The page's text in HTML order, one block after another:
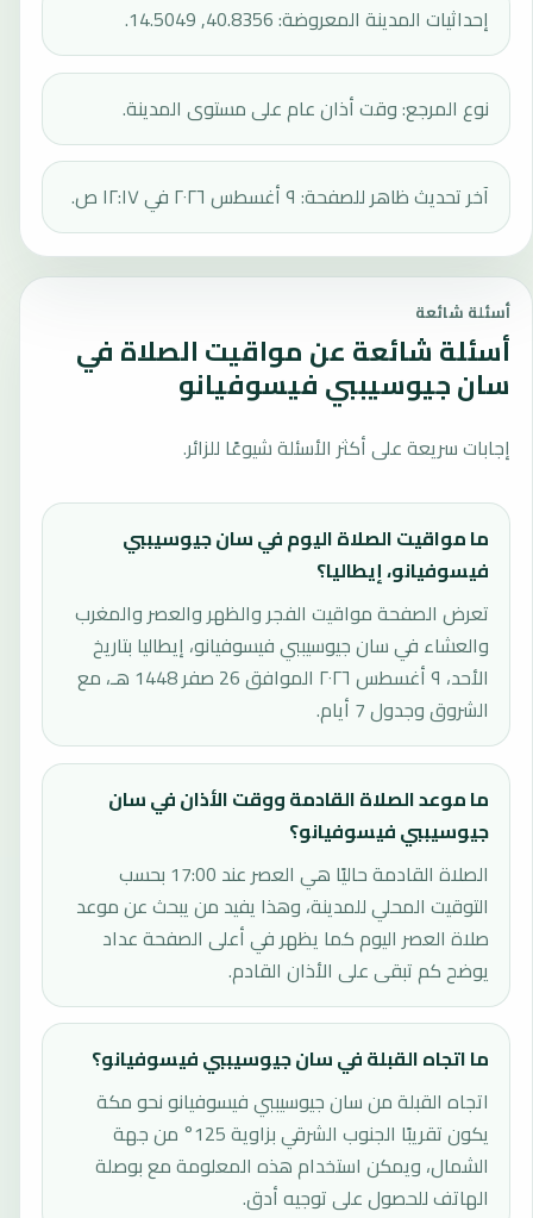
إحداثيات المدينة المعروضة: 40.8356, 14.5049.
نوع المرجع: وقت أذان عام على مستوى المدينة.
آخر تحديث ظاهر للصفحة: ٩ أغسطس ٢٠٢٦ في ١٢:١٧ ص.
أسئلة شائعة
أسئلة شائعة عن مواقيت الصلاة في
سان جيوسيببي فيسوفيانو
إجابات سريعة على أكثر الأسئلة شيوعًا للزائر.
ما مواقيت الصلاة اليوم في سان جيوسيببي
فيسوفيانو، إيطاليا؟
تعرض الصفحة مواقيت الفجر والظهر والعصر والمغرب
والعشاء في سان جيوسيببي فيسوفيانو، إيطاليا بتاريخ
الأحد، ٩ أغسطس ٢٠٢٦ الموافق 26 صفر 1448 هـ، مع
الشروق وجدول 7 أيام.
ما موعد الصلاة القادمة ووقت الأذان في سان
جيوسيببي فيسوفيانو؟
الصلاة القادمة حاليًا هي العصر عند 17:00 بحسب
التوقيت المحلي للمدينة، وهذا يفيد من يبحث عن موعد
صلاة العصر اليوم كما يظهر في أعلى الصفحة عداد
يوضح كم تبقى على الأذان القادم.
ما اتجاه القبلة في سان جيوسيببي فيسوفيانو؟
اتجاه القبلة من سان جيوسيببي فيسوفيانو نحو مكة
يكون تقريبًا الجنوب الشرقي بزاوية 125° من جهة
الشمال، ويمكن استخدام هذه المعلومة مع بوصلة
الهاتف للحصول على توجيه أدق.